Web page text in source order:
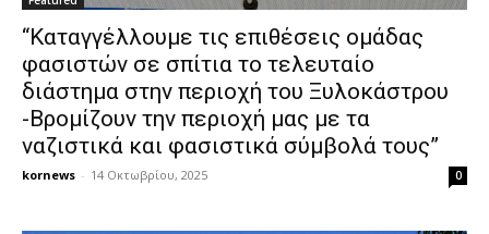
“Καταγγέλλουμε τις επιθέσεις ομάδας
φασιστών σε σπίτια το τελευταίο
διάστημα στην περιοχή του Ξυλοκάστρου
-Βρομίζουν την περιοχή μας με τα
ναζιστικά και φασιστικά σύμβολά τους”
kornews - 14 Οκτωβρίου, 2025 0